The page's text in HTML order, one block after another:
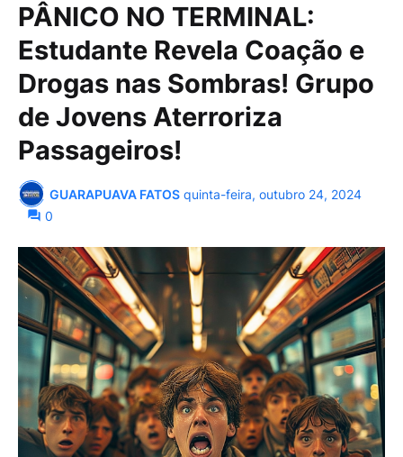
PÂNICO NO TERMINAL:
Estudante Revela Coação e
Drogas nas Sombras! Grupo
de Jovens Aterroriza
Passageiros!
GUARAPUAVA FATOS quinta-feira, outubro 24, 2024
0